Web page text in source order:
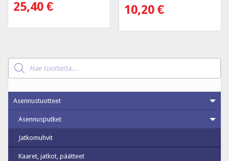
25,40 € 10,20€
Products
search
Asennustuotteet
Asennusputket
Jatkomuhvit
Kaaret, jatkot, päätteet